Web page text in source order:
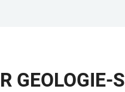
GEOLOGIE-